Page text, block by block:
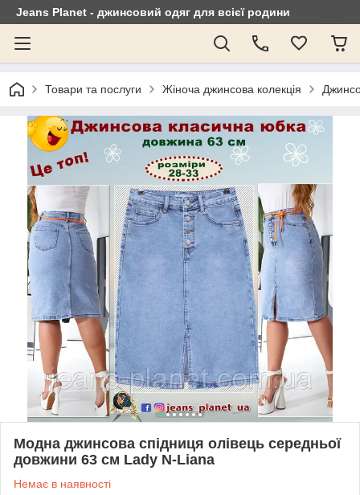
Jeans Planet - джинсовий одяг для всієї родини
Товари та послуги Жіноча джинсова колекція
Модна джинсова спідниця олівець середньої
довжини 63 см Lady N-Liana
Немає в наявності